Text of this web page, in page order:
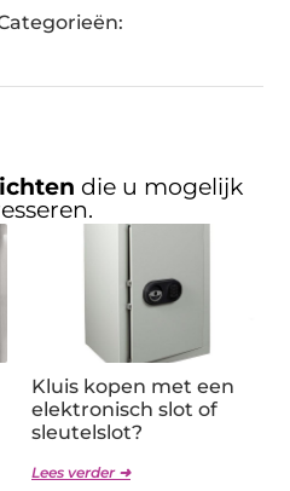
die u mogelijk
Kluis kopen met een
elektronisch slot of
sleutelslot?
Lees verder ➜